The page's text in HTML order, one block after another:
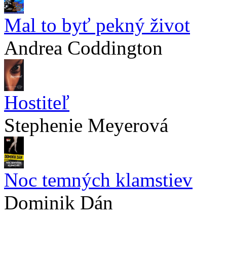
Mal to byť pekný život
Andrea Coddington
Hostiteľ
Stephenie Meyerová
Noc temných klamstiev
Dominik Dán